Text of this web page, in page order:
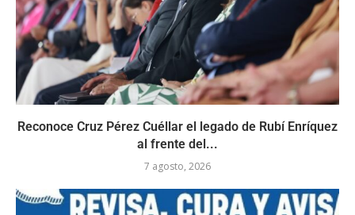
Reconoce Cruz Pérez Cuéllar el legado de Rubí Enríquez
al frente del...
7 agosto, 2026